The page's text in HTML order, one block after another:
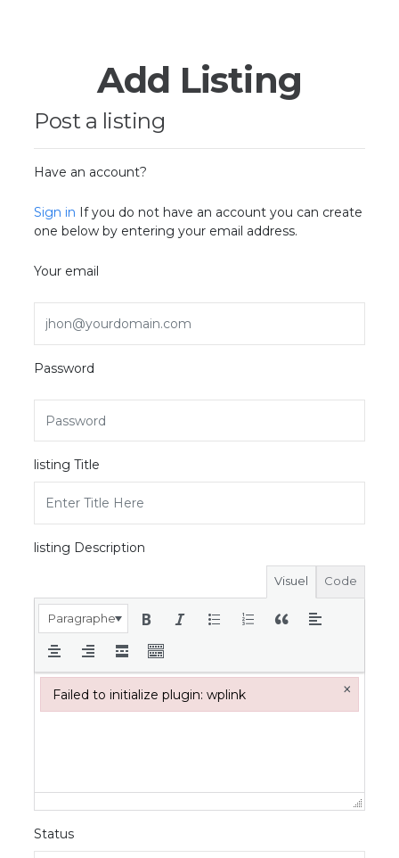
Add Listing
Post a listing
Have an account?
Sign in If you do not have an account you can create
one below by entering your email address.
Your email
Password
listing Title
listing Description
Visuel Code
Paragraphe
Status
Failed to initialize plugin: wplink ×
Failed to initialize plugin: wplink